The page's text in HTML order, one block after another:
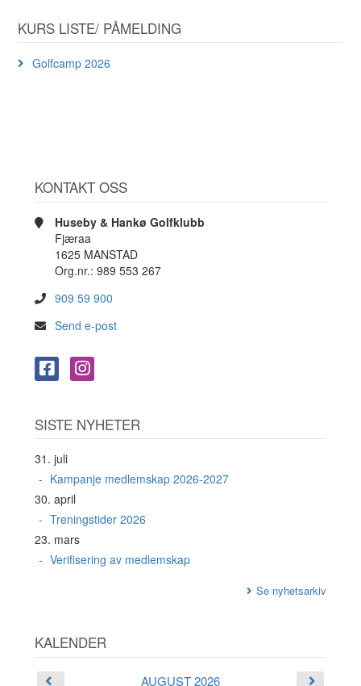
KURS LISTE/ PÅMELDING
Golfcamp 2026
KONTAKT OSS
Huseby & Hankø Golfklubb
Fjæraa
1625 MANSTAD
Org.nr.: 989 553 267
909 59 900
Send e-post
SISTE NYHETER
31. juli
Kampanje medlemskap 2026-2027
30. april
Treningstider 2026
23. mars
Verifisering av medlemskap
Se nyhetsarkiv
KALENDER
AUGUST 2026